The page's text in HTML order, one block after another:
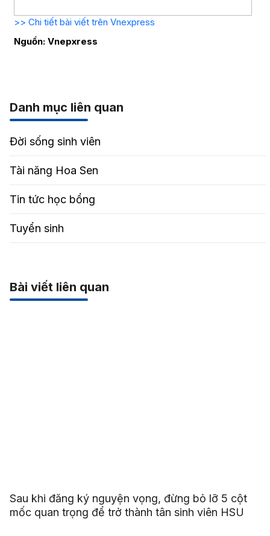
>> Chi tiết bài viết trên Vnexpress
Nguồn: Vnepxress
Danh mục liên quan
Đời sống sinh viên
Tài năng Hoa Sen
Tin tức học bổng
Tuyển sinh
Bài viết liên quan
Sau khi đăng ký nguyện vọng, đừng bỏ lỡ 5 cột
mốc quan trọng để trở thành tân sinh viên HSU